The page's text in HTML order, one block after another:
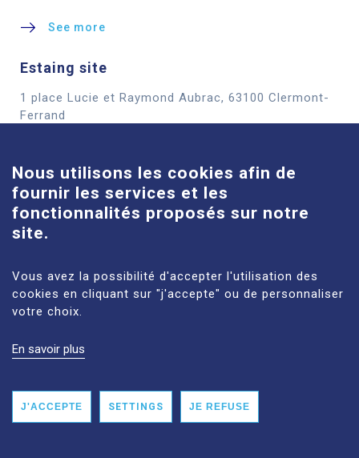
See more
Estaing site
1 place Lucie et Raymond Aubrac, 63100 Clermont-
Ferrand
Louise-Michel site
61 route de Châteaugay, 63118 Cébazat
See more
LEGAL NOTICES
ACCESSIBILITY: NON‑COMPLIANT
Nous utilisons les cookies afin de
fournir les services et les
fonctionnalités proposés sur notre
site.
Vous avez la possibilité d'accepter l'utilisation des
cookies en cliquant sur "j'accepte" ou de personnaliser
votre choix.
En savoir plus
J'ACCEPTE SETTINGS JE REFUSE